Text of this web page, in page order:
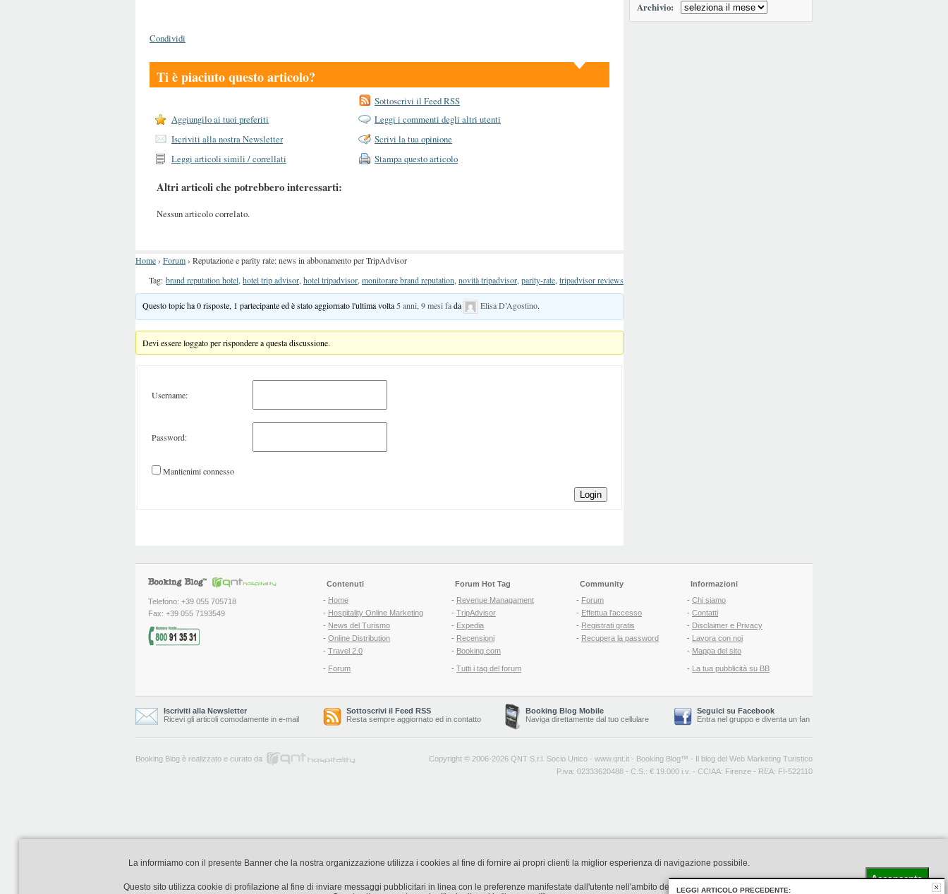
Condividi
Ti è piaciuto questo articolo?
Sottoscrivi il Feed RSS
Aggiungilo ai tuoi preferiti
Leggi i commenti degli altri utenti
Iscriviti alla nostra Newsletter
Scrivi la tua opinione
Leggi articoli simili / correllati
Stampa questo articolo
Altri articoli che potrebbero interessarti:
Nessun articolo correlato.
Home› Forum› Reputazione e parity rate: news in abbonamento per TripAdvisor
Tag: brand reputation hotel, hotel trip advisor, hotel tripadvisor, monitorare brand reputation, novità tripadvisor, parity-rate, tripadvisor reviews
Questo topic ha 0 risposte, 1 partecipante ed è stato aggiornato l'ultima volta 5 anni, 9 mesi fada Elisa D’Agostino.
Devi essere loggato per rispondere a questa discussione.
Username:
Password:
Mantienimi connesso
Login
Archivio:
Telefono: +39 055 705718
Fax: +39 055 7193549
Contenuti
- Home
- Hospitality Online Marketing
- News del Turismo
- Online Distribution
- Travel 2.0
- Forum
Forum Hot Tag
- Revenue Managament
- TripAdvisor
- Expedia
- Recensioni
- Booking.com
- Tutti i tag del forum
Community
- Forum
- Effettua l'accesso
- Registrati gratis
- Recupera la password
Informazioni
- Chi siamo
- Contatti
- Disclaimer e Privacy
- Lavora con noi
- Mappa del sito
- La tua pubblicità su BB
Iscriviti alla Newsletter
Ricevi gli articoli comodamente in e-mail
Sottoscrivi il Feed RSS
Resta sempre aggiornato ed in contatto
Booking Blog Mobile
Naviga direttamente dal tuo cellulare
Seguici su Facebook
Entra nel gruppo e diventa un fan
Booking Blog è realizzato e curato da Copyright © 2006-2026 QNT S.r.l. Socio Unico - www.qnt.it - Booking Blog™ - Il blog del Web Marketing Turistico
P.iva: 02333620488 - C.S.: € 19.000 i.v. - CCIAA: Firenze - REA: FI-522110
LEGGI ARTICOLO PRECEDENTE:
La informiamo con il presente Banner che la nostra organizzazione utilizza i cookies al fine di fornire ai propri clienti la miglior esperienza di navigazione possibile.
Questo sito utilizza cookie di profilazione al fine di inviare messaggi pubblicitari in linea con le preferenze manifestate dall'utente nell'ambito della navigazione in rete
Acconsento